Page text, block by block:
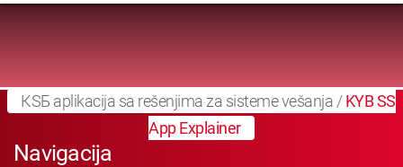
КЅБ аplikacija sa rešenjima za sisteme vešanja /KYB SS
App Explainer
Navigacija